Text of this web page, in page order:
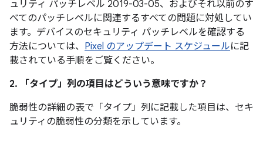
ュリティ パッチレベル 2019-03-05、およびそれ以前のす
べてのパッチレベルに関連するすべての問題に対処してい
ます。デバイスのセキュリティ パッチレベルを確認する
方法については、 Pixel のアップデート スケジュールに記
載されている手順をご覧ください。
2. 「タイプ」 列の項目はどういう意味ですか？
脆弱性の詳細の表で「タイプ」 列に記載した項目は、セキ
ュリティの脆弱性の分類を示しています。